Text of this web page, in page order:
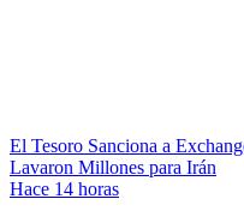
El Tesoro Sanciona a
Lavaron Millones para Irán
Hace 14 horas